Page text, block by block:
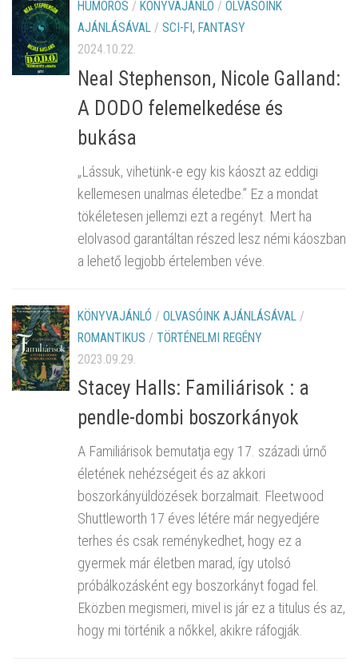
HUMOROS / KÖNYVAJÁNLÓ / OLVASÓINK
AJÁNLÁSÁVAL / SCI-FI, FANTASY
2024.10.22.
Neal Stephenson, Nicole Galland:
A DODO felemelkedése és
bukása
„Lássuk, vihetünk-e egy kis káoszt az eddigi
kellemesen unalmas életedbe.” Ez a mondat
tökéletesen jellemzi ezt a regényt. Mert ha
elolvasod garantáltan részed lesz némi káoszban
a lehető legjobb értelemben véve.
KÖNYVAJÁNLÓ / OLVASÓINK AJÁNLÁSÁVAL /
ROMANTIKUS / TÖRTÉNELMI REGÉNY
2023.09.29.
Stacey Halls: Familiárisok : a
pendle-dombi boszorkányok
A Familiárisok bemutatja egy 17. századi úrnő
életének nehézségeit és az akkori
boszorkányüldözések borzalmait. Fleetwood
Shuttleworth 17 éves létére már negyedjére
terhes és csak reménykedhet, hogy ez a
gyermek már életben marad, így utolsó
próbálkozásként egy boszorkányt fogad fel.
Eközben megismeri, mivel is jár ez a titulus és az,
hogy mi történik a nőkkel, akikre ráfogják.